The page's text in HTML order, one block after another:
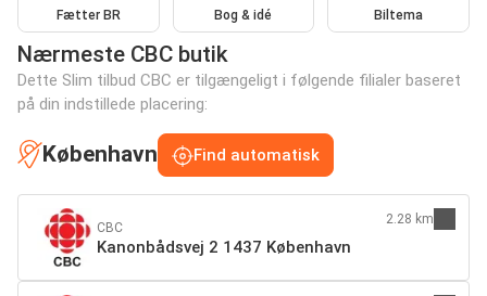
Fætter BR Bog & idé Biltema
Nærmeste CBC butik
Dette Slim tilbud CBC er tilgængeligt i følgende filialer baseret
på din indstillede placering:
København Find automatisk
CBC
Kanonbådsvej 2 1437 København
2.28 km